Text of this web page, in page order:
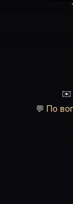
✉️
💬 По